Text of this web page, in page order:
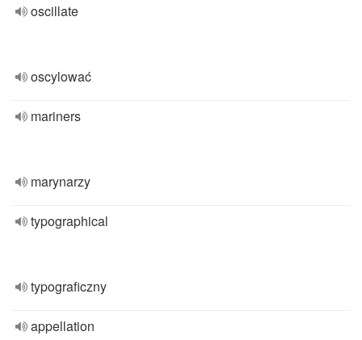
oscillate
oscylować
mariners
marynarzy
typographical
typograficzny
appellation